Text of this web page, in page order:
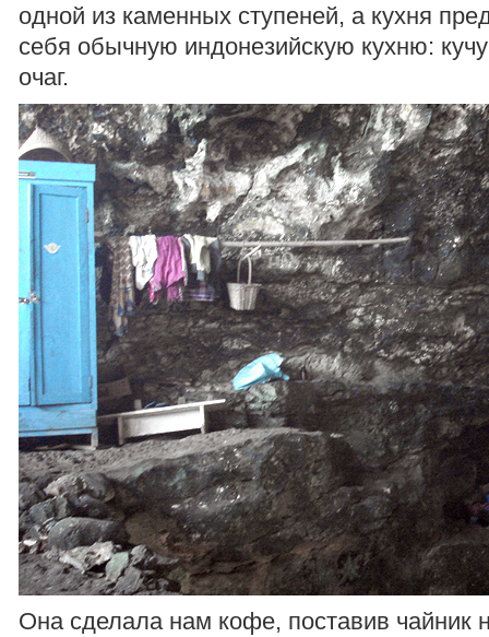
одной из каменных ступеней, а кухня
себя обычную индонезийскую кухню:
очаг.
Она сделала нам кофе, поставив чайник